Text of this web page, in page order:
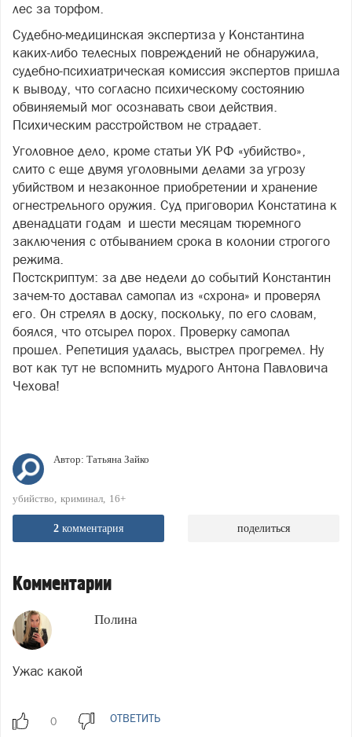
лес за торфом.
Судебно-медицинская экспертиза у Константина
каких-либо телесных повреждений не обнаружила,
судебно-психиатрическая комиссия экспертов пришла
к выводу, что согласно психическому состоянию
обвиняемый мог осознавать свои действия.
Психическим расстройством не страдает.
Уголовное дело, кроме статьи УК РФ «убийство»,
слито с еще двумя уголовными делами за угрозу
убийством и незаконное приобретении и хранение
огнестрельного оружия. Суд приговорил Констатина к
двенадцати годам и шести месяцам тюремного
заключения с отбыванием срока в колонии строгого
режима.
Постскриптум: за две недели до событий Константин
зачем-то доставал самопал из «схрона» и проверял
его. Он стрелял в доску, поскольку, по его словам,
боялся, что отсырел порох. Проверку самопал
прошел. Репетиция удалась, выстрел прогремел. Ну
вот как тут не вспомнить мудрого Антона Павловича
Чехова!
Автор: Татьяна Зайко
убийство криминал 16+
2 комментария поделиться
Комментарии
Полина
Ужас какой
ОТВЕТИТЬ